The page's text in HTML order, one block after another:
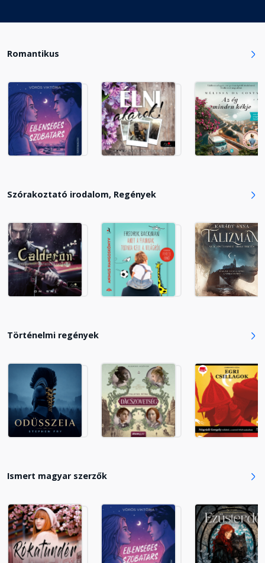
Balaton
Fejezet hossza: 00:36:05
Szömörce
Fejezet hossza: 00:16:39
Fejezet hossza: 00:16:37
Bátraké a szerencse
Fejezet hossza: 00:08:32
Antré
Hajlék
Fejezet hossza: 00:42:46
Idomítás
Fejezet hossza: 00:10:14
Romantikus
Szórakoztató irodalom, Regények
Történelmi regények
Ismert magyar szerzők